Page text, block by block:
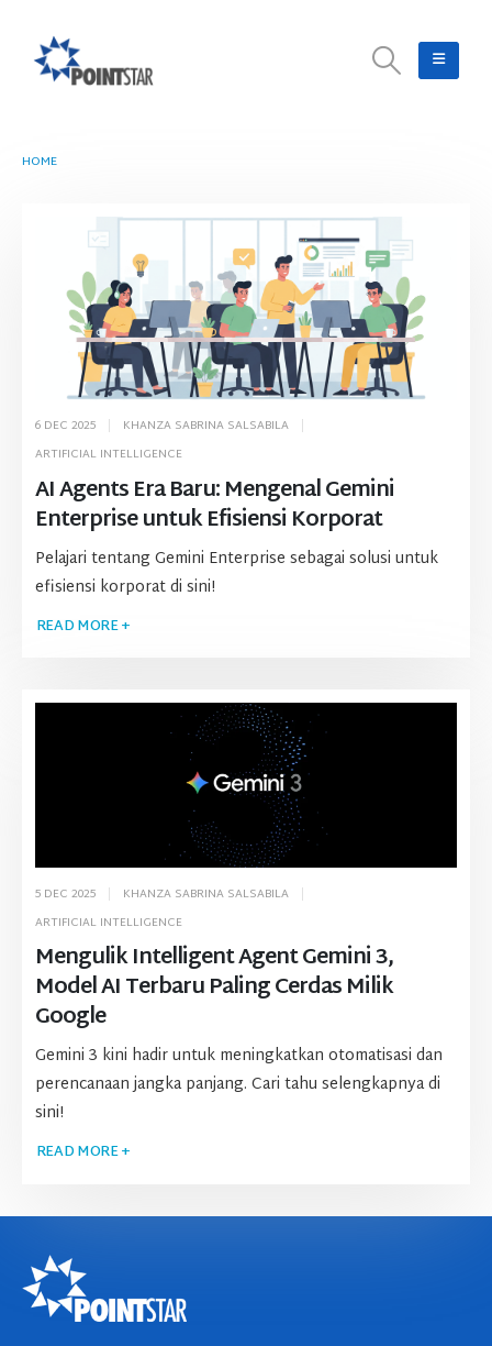
HOME
AI Agents Era Baru: Mengenal Gemini
Enterprise untuk Efisiensi Korporat
6 DEC 2025
KHANZA SABRINA SALSABILA
ARTIFICIAL INTELLIGENCE
Pelajari tentang Gemini Enterprise sebagai solusi untuk
efisiensi korporat di sini!
READ MORE +
Mengulik Intelligent Agent Gemini 3,
Model AI Terbaru Paling Cerdas Milik
Google
5 DEC 2025
KHANZA SABRINA SALSABILA
ARTIFICIAL INTELLIGENCE
Gemini 3 kini hadir untuk meningkatkan otomatisasi dan
perencanaan jangka panjang. Cari tahu selengkapnya di
sini!
READ MORE +